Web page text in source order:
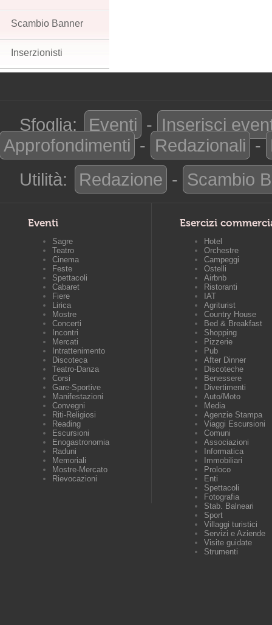
Scambio Banner
Inserzionisti
Sfoglia: Eventi - Inserisci
Approfondimenti - Redazionali -
Utilità:
Redazione - Scambio
Eventi
Sagre
Teatro
Cinema
Feste
Spettacoli
Cabaret
Fiere
Lirica
Mostre
Concerti
Incontri
Mercati
Intrattenimento
Discoteca
Teatro-Danza
Corsi
Gare-Sportive
Manifestazioni
Convegni
Riti-Religiosi
Reading
Escursioni
Enogastronomia
Raduni
Memoriali
Mostre-Mercato
Rievocazioni
Esercizi
Hotel
Orchestre
Campeggi
Ostelli
Airbnb
Ristoranti
IAT
Agriturist
Country House
Bed & Breakfast
Shopping
Pizzerie
Pub
After Dinner
Discoteche
Benessere
Divertimenti
Auto/Moto
Media
Agenzie Stampa
Viaggi Escursioni
Comuni
Associazioni
Informatica
Immobiliari
Proloco
Enti
Spettacoli
Fotografia
Stab. Balneari
Sport
Villaggi turistici
Servizi e Aziende
Visite guidate
Strumenti